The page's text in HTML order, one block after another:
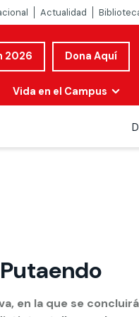
Actualidad
2026 Dona Aquí
Vida en el Campus
en la que se